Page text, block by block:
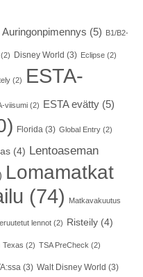
Auringonpimennys (5) B1/B2-
(2) Disney World (3) Eclipse (2)
(2)
ESTA-
viisumi (2) ESTA evätty (5)
Florida (3) Global Entry (2)
(4) Lentoaseman
Lomamatkat
(74) Matkavakuutus
lennot (2) Risteily (4)
Texas (2) TSA PreCheck (2)
(3) Walt Disney World (3)